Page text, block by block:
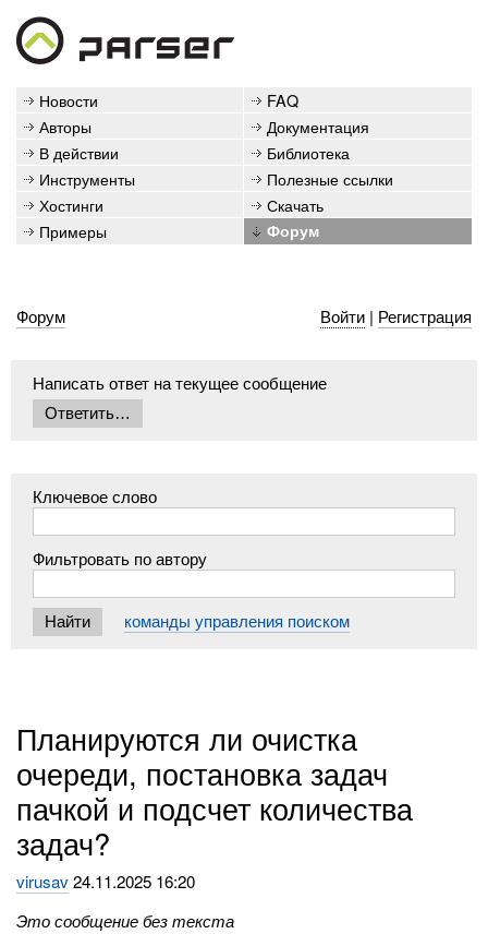
Новости
FAQ
Авторы
Документация
В действии
Библиотека
Инструменты
Полезные ссылки
Хостинги
Скачать
Примеры
Форум
Форум Войти| Регистрация
Написать ответ на текущее сообщение
Ключевое слово
Фильтровать по автору
команды управления поиском
Планируются ли очистка
очереди, постановка задач
пачкой и подсчет количества
задач?
virusav24.11.2025 16:20
Это сообщение без текста